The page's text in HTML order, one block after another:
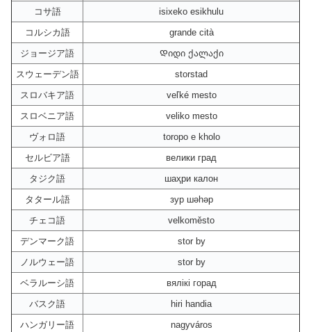
コサ語
isixeko esikhulu
コルシカ語
grande cità
ジョージア語
Დიდი ქალაქი
スウェーデン語
storstad
スロバキア語
veľké mesto
スロベニア語
veliko mesto
ヴォロ語
toropo e kholo
セルビア語
велики град
タジク語
шаҳри калон
タタール語
зур шәһәр
チェコ語
velkoměsto
デンマーク語
stor by
ノルウェー語
stor by
ベラルーシ語
вялікі горад
バスク語
hiri handia
ハンガリー語
nagyváros